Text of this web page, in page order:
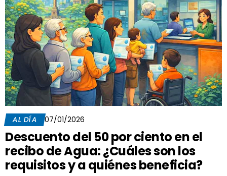
AL DÍA 07/01/2026
Descuento del 50 por ciento en el
recibo de Agua: ¿Cuáles son los
requisitos y a quiénes beneficia?